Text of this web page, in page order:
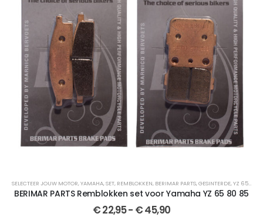
RR 525
SEF 450,SHERCO,SE 510
SELECTEER JOUW MOTOR,YAMAHA,SET, REMBLOKKEN, BERIMAR PARTS,GESINTERDE,YZ 65,
BERIMAR PARTS Remblokken set voor Yamaha YZ 65 80 85
€22,95- €45,90